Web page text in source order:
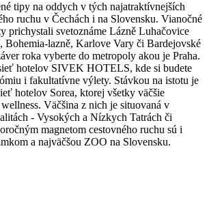
tipy na oddych v tých najatraktívnejších
ruchu v Čechách i na Slovensku. Vianočné
prichystali svetoznáme Lázně Luhačovice
Bohemia-lazně, Karlove Vary či Bardejovské
roka vyberte do metropoly akou je Praha.
hotelov SIVEK HOTELS, kde si budete
i fakultatívne výlety. Stávkou na istotu je
hotelov Sorea, ktorej všetky väčšie
Väčšina z nich je situovaná v
- Vysokých a Nízkych Tatrách či
magnetom cestovného ruchu sú i
a najväčšou ZOO na Slovensku.